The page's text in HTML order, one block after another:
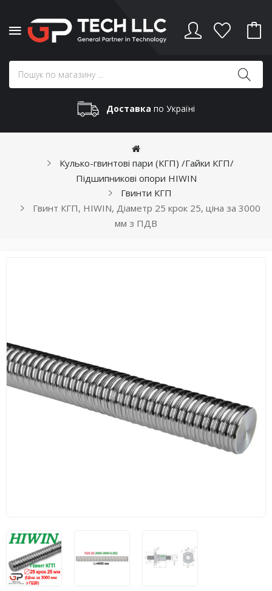
Доставка по Україні
Кулько-гвинтові пари (КГП) /Гайки КГП/
Підшипникові опори HIWIN
Гвинти КГП
Гвинт КГП, HIWIN, Діаметр 25 крок 25, ціна за 3000
мм з ПДВ